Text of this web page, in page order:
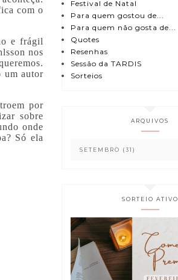
com o
e frágil
nos
um autor
por
sobre
onde
Só ela
Festival de Natal
Para quem gostou de...
Para quem não gosta de...
Quotes
Resenhas
Sessão da TARDIS
Sorteios
ARQUIVOS
SORTEIO ATIVO